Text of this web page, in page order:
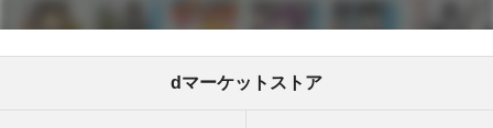
dマーケットストア